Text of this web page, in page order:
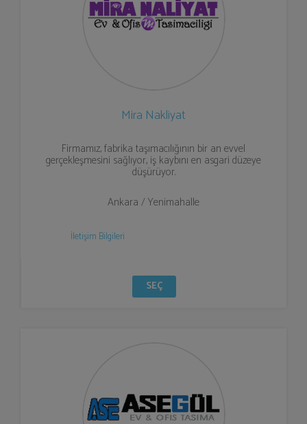
Mira Nakliyat
Firmamız, fabrika taşımacılığının bir an evvel
gerçekleşmesini sağlıyor, iş kaybını en asgari düzeye
düşürüyor.
Ankara / Yenimahalle
İletişim Bilgileri
SEÇ